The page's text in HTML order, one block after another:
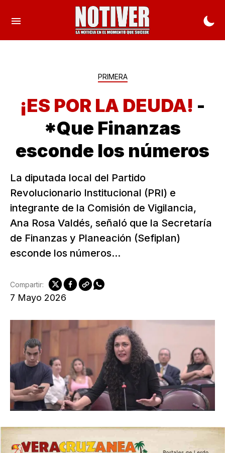
PRIMERA
¡ES POR LA DEUDA! -
*Que Finanzas
esconde los números
La diputada local del Partido
Revolucionario Institucional (PRI) e
integrante de la Comisión de Vigilancia,
Ana Rosa Valdés, señaló que la Secretaría
de Finanzas y Planeación (Sefiplan)
esconde los números...
7 Mayo 2026
Compartir: